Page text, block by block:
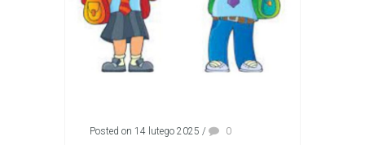
Posted on 14 lutego 2025 /
0